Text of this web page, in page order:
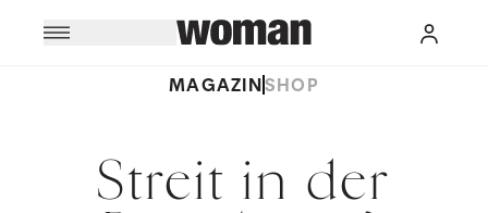
MAGAZINSHOP
Streit in der